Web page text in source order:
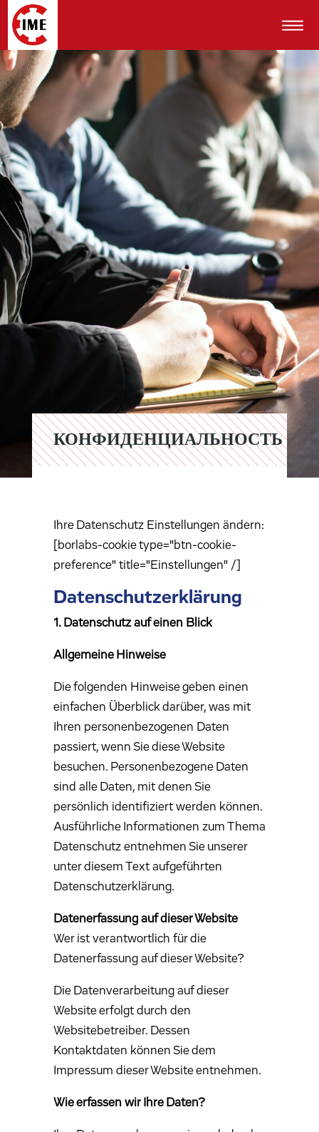
КОНФИДЕНЦИАЛЬНОСТЬ
Ihre Datenschutz Einstellungen ändern:
[borlabs-cookie type="btn-cookie-
preference" title="Einstellungen" /]
Datenschutz­erklärung
1. Datenschutz auf einen Blick
Allgemeine Hinweise
Die folgenden Hinweise geben einen
einfachen Überblick darüber, was mit
Ihren personenbezogenen Daten
passiert, wenn Sie diese Website
besuchen. Personenbezogene Daten
sind alle Daten, mit denen Sie
persönlich identifiziert werden können.
Ausführliche Informationen zum Thema
Datenschutz entnehmen Sie unserer
unter diesem Text aufgeführten
Datenschutzerklärung.
Datenerfassung auf dieser Website
Wer ist verantwortlich für die
Datenerfassung auf dieser Website?
Die Datenverarbeitung auf dieser
Website erfolgt durch den
Websitebetreiber. Dessen
Kontaktdaten können Sie dem
Impressum dieser Website entnehmen.
Wie erfassen wir Ihre Daten?